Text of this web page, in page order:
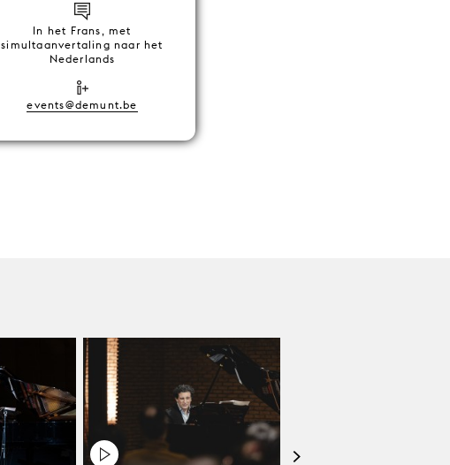
In het Frans, met
simultaanvertaling naar het
Nederlands
events@demunt.be
>